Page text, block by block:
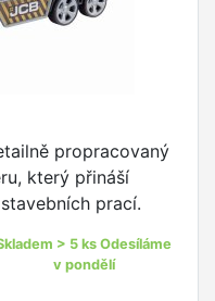
propracovaný
který přináší
prací.
> 5 ks Odesíláme
v pondělí